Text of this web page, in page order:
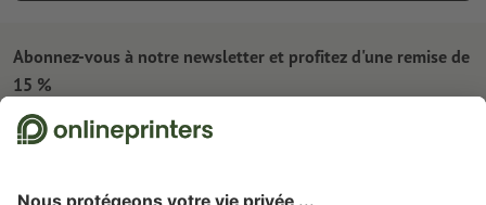
À propos de nous
Abonnez-vous à notre newsletter et profitez d'une remise de
15 %